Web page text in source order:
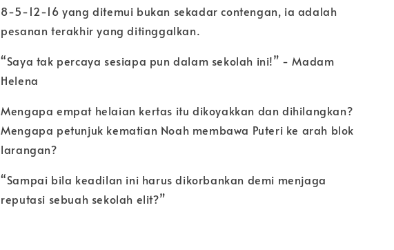
8-5-12-16 yang ditemui bukan sekadar contengan, ia adalah
pesanan terakhir yang ditinggalkan.
“Saya tak percaya sesiapa pun dalam sekolah ini!” - Madam
Helena
Mengapa empat helaian kertas itu dikoyakkan dan dihilangkan?
Mengapa petunjuk kematian Noah membawa Puteri ke arah blok
larangan?
“Sampai bila keadilan ini harus dikorbankan demi menjaga
reputasi sebuah sekolah elit?”